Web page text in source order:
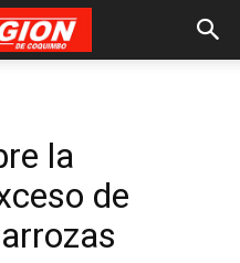
la
de